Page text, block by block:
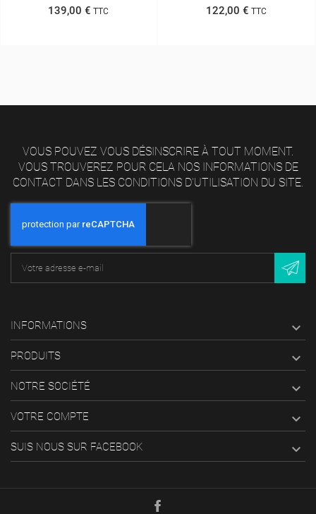
139,00 € TTC 122,00 € TTC
VOUS POUVEZ VOUS DÉSINSCRIRE À TOUT MOMENT.
VOUS TROUVEREZ POUR CELA NOS INFORMATIONS DE
CONTACT DANS LES CONDITIONS D'UTILISATION DU SITE.
INFORMATIONS 
PRODUITS 
NOTRE SOCIÉTÉ 
VOTRE COMPTE 
SUIS NOUS SUR FACEBOOK 